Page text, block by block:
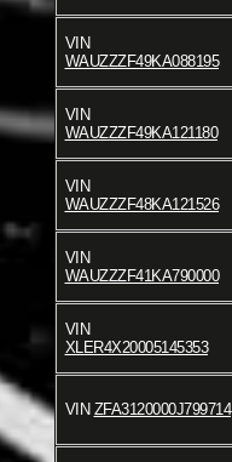
VIN
WAUZZZF49KA088195
VIN
WAUZZZF49KA121180
VIN
WAUZZZF48KA121526
VIN
WAUZZZF41KA790000
VIN
XLER4X20005145353
VIN ZFA3120000J799714